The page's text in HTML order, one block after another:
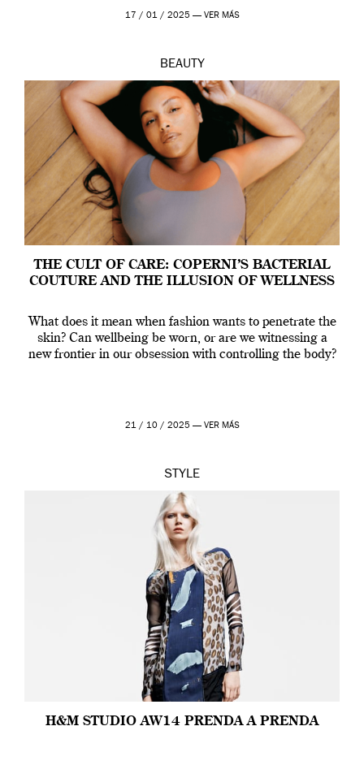
17 / 01 / 2025 — VER MÁS
BEAUTY
THE CULT OF CARE: COPERNI’S BACTERIAL
COUTURE AND THE ILLUSION OF WELLNESS
What does it mean when fashion wants to penetrate the
skin? Can wellbeing be worn, or are we witnessing a
new frontier in our obsession with controlling the body?
21 / 10 / 2025 — VER MÁS
STYLE
H&M STUDIO AW14 PRENDA A PRENDA